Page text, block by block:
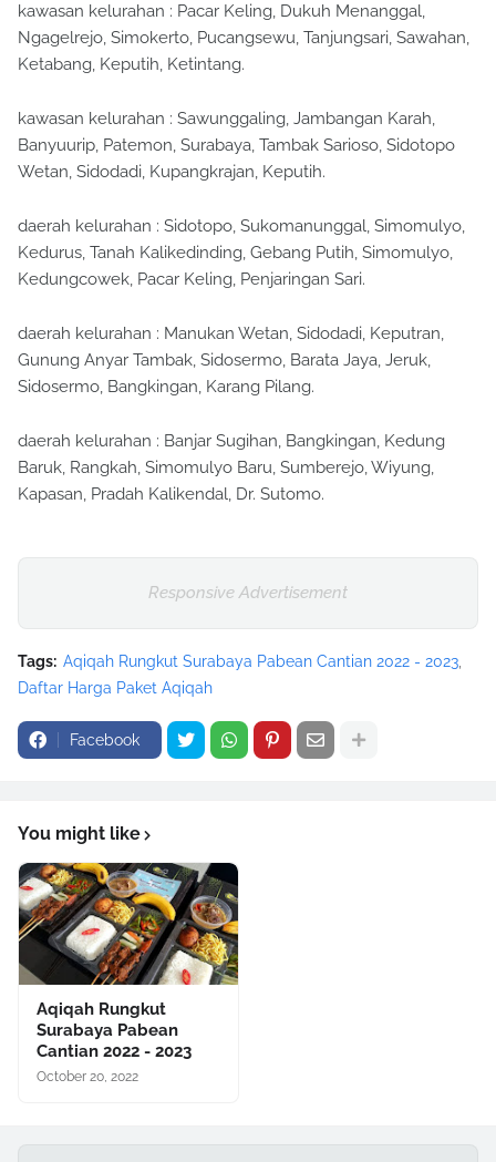
kawasan kelurahan : Pacar Keling, Dukuh Menanggal,
Ngagelrejo, Simokerto, Pucangsewu, Tanjungsari, Sawahan,
Ketabang, Keputih, Ketintang.
kawasan kelurahan : Sawunggaling, Jambangan Karah,
Banyuurip, Patemon, Surabaya, Tambak Sarioso, Sidotopo
Wetan, Sidodadi, Kupangkrajan, Keputih.
daerah kelurahan : Sidotopo, Sukomanunggal, Simomulyo,
Kedurus, Tanah Kalikedinding, Gebang Putih, Simomulyo,
Kedungcowek, Pacar Keling, Penjaringan Sari.
daerah kelurahan : Manukan Wetan, Sidodadi, Keputran,
Gunung Anyar Tambak, Sidosermo, Barata Jaya, Jeruk,
Sidosermo, Bangkingan, Karang Pilang.
daerah kelurahan : Banjar Sugihan, Bangkingan, Kedung
Baruk, Rangkah, Simomulyo Baru, Sumberejo, Wiyung,
Kapasan, Pradah Kalikendal, Dr. Sutomo.
Responsive Advertisement
Tags: Aqiqah Rungkut Surabaya Pabean Cantian 2022 - 2023
Daftar Harga Paket Aqiqah
Facebook
You might like
Aqiqah Rungkut
Surabaya Pabean
Cantian 2022 - 2023
October 20, 2022